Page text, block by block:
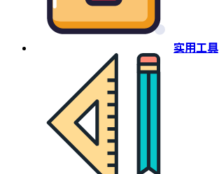
实用工具